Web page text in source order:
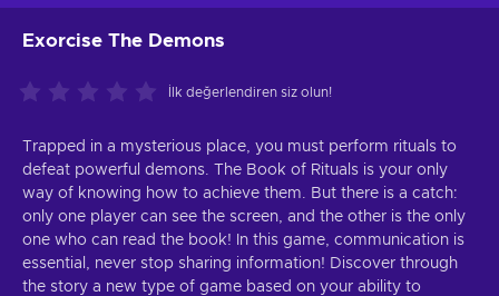
Exorcise The Demons
İlk değerlendiren siz olun!
Trapped in a mysterious place, you must perform rituals to
defeat powerful demons. The Book of Rituals is your only
way of knowing how to achieve them. But there is a catch:
only one player can see the screen, and the other is the only
one who can read the book! In this game, communication is
essential, never stop sharing information! Discover through
the story a new type of game based on your ability to